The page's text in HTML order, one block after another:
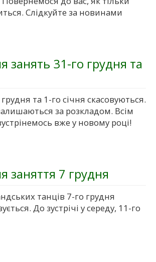
Слідкуйте за новинами
занять 31-го грудня та
та 1-го січня скасовуються.
за розкладом. Всім
вже у новому році!
заняття 7 грудня
танців 7-го грудня
До зустрічі у середу, 11-го